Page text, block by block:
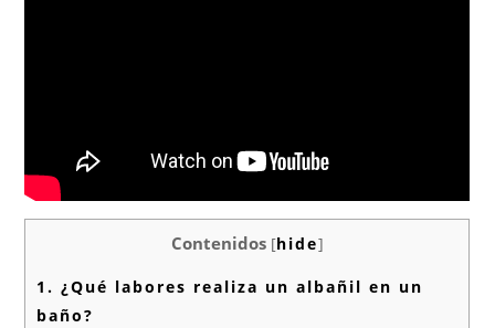
Contenidos [hide]
1. ¿Qué labores realiza un albañil en un
baño?